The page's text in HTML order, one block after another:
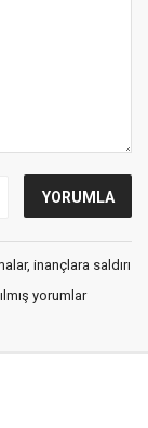
inançlara saldırı
yorumlar